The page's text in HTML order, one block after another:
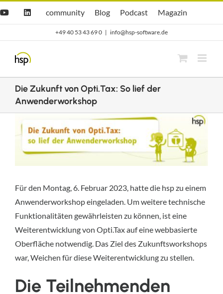
YouTubeLinkedIn
Hsp
community
community
hsp
Blog
Blog Opti.Cast
Podcast Opti.Mag
Magazin
+49 40 53 43 69 0 | info@hsp-software.de
Die Zukunft von Opti.Tax: So lief der
Anwenderworkshop
grösseres
Für den Montag, 6. Februar 2023, hatte die hsp zu einem
Anwenderworkshop eingeladen. Um weitere technische
Funktionalitäten gewährleisten zu können, ist eine
Weiterentwicklung von Opti.Tax auf eine webbasierte
Oberfläche notwendig. Das Ziel des Zukunftsworkshops
war, Weichen für diese Weiterentwicklung zu stellen.
Die Teilnehmenden